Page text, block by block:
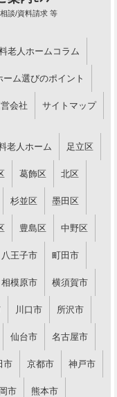
談/資料請求 等
老人ホームコラム
ーム選びのポイント
会社 サイトマップ
老人ホーム 足立区
葛飾区 北区
杉並区 墨田区
豊島区 中野区
八王子市 町田市
相模原市 横須賀市
川口市 所沢市
仙台市 名古屋市
市 京都市 神戸市
市 熊本市